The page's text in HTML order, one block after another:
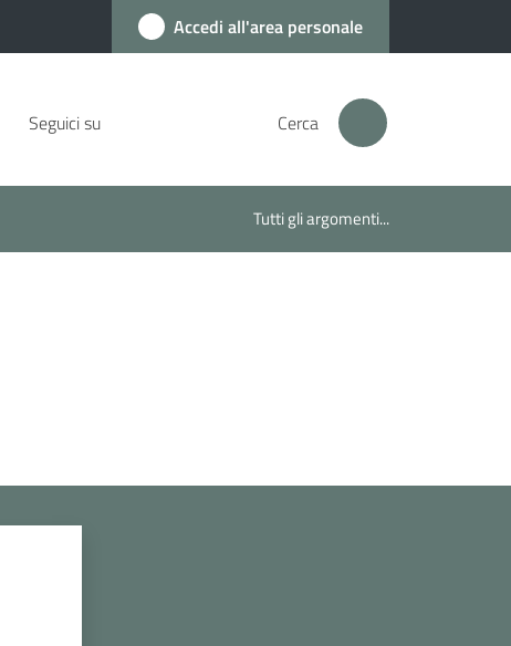
Accedi all'area personale
Seguici su Cerca
Tutti gli argomenti...